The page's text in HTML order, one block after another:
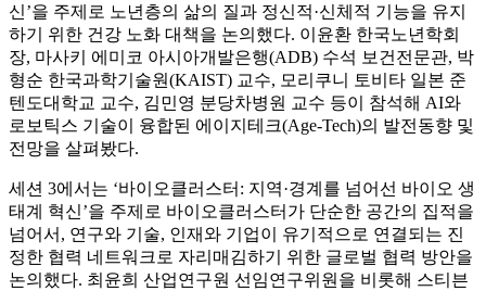
신’을 주제로 노년층의 삶의 질과 정신적·신체적 기능을 유지
하기 위한 건강 노화 대책을 논의했다. 이윤환 한국노년학회
장, 마사키 에미코 아시아개발은행(ADB) 수석 보건전문관, 박
형순 한국과학기술원(KAIST) 교수, 모리쿠니 토비타 일본 준
텐도대학교 교수, 김민영 분당차병원 교수 등이 참석해 AI와
로보틱스 기술이 융합된 에이지테크(Age-Tech)의 발전동향 및
전망을 살펴봤다.
세션 3에서는 ‘바이오클러스터: 지역·경계를 넘어선 바이오 생
태계 혁신’을 주제로 바이오클러스터가 단순한 공간의 집적을
넘어서, 연구와 기술, 인재와 기업이 유기적으로 연결되는 진
정한 협력 네트워크로 자리매김하기 위한 글로벌 협력 방안을
논의했다. 최윤희 산업연구원 선임연구위원을 비롯해 스티븐